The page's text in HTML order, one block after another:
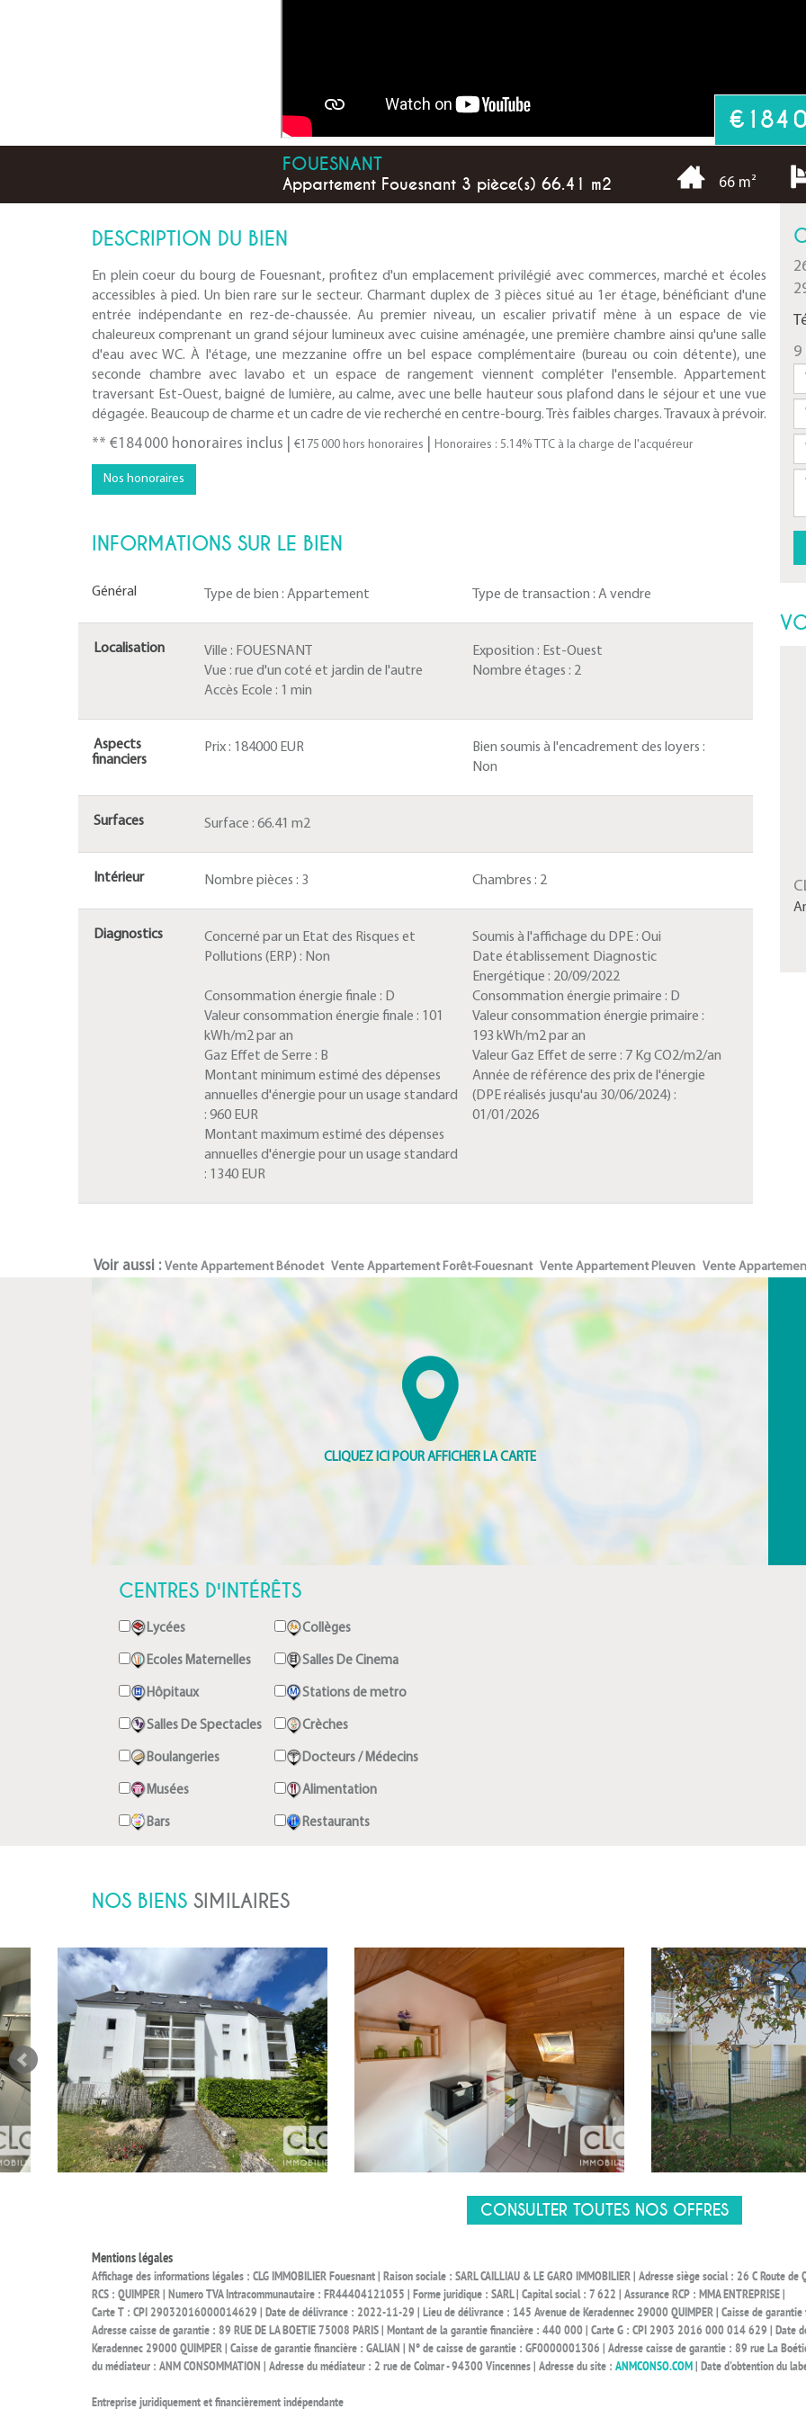
€184
FOUESNANT
Appartement Fouesnant 3 pièce(s) 66.41 m2 66 m²
DESCRIPTION DU BIEN
En plein coeur du bourg de Fouesnant, profitez d'un emplacement privilégié avec commerces, marché et écoles
accessibles à pied. Un bien rare sur le secteur. Charmant duplex de 3 pièces situé au 1er étage, bénéficiant d'une
entrée indépendante en rez-de-chaussée. Au premier niveau, un escalier privatif mène à un espace de vie
chaleureux comprenant un grand séjour lumineux avec cuisine aménagée, une première chambre ainsi qu'une salle
d'eau avec WC. À l'étage, une mezzanine offre un bel espace complémentaire (bureau ou coin détente), une
seconde chambre avec lavabo et un espace de rangement viennent compléter l'ensemble. Appartement
traversant Est-Ouest, baigné de lumière, au calme, avec une belle hauteur sous plafond dans le séjour et une vue
dégagée. Beaucoup de charme et un cadre de vie recherché en centre-bourg. Très faibles charges. Travaux à prévoir.
** €184 000 honoraires inclus €175 000 hors honoraires Honoraires : 5.14% TTC à la charge de l'acquéreur
Nos honoraires
INFORMATIONS SUR LE BIEN
Général Type de bien : Appartement Type de transaction : A vendre
Localisation Ville : FOUESNANT Exposition : Est-Ouest
Vue : rue d'un coté et jardin de l'autre Nombre étages : 2
Accès Ecole : 1 min
Aspects
financiers
Prix : 184000 EUR
Bien soumis à l'encadrement des loyers :
Non
Surfaces Surface : 66.41 m2
Intérieur Nombre pièces : 3 Chambres : 2
Diagnostics
Concerné par un Etat des Risques et
Pollutions (ERP) : Non
Soumis à l'affichage du DPE : Oui
Date établissement Diagnostic
Energétique : 20/09/2022
Consommation énergie finale : D Consommation énergie primaire : D
Valeur consommation énergie finale : 101
kWh/m2 par an
Valeur consommation énergie primaire :
193 kWh/m2 par an
Gaz Effet de Serre : B Valeur Gaz Effet de serre : 7 Kg CO2/m2/an
Montant minimum estimé des dépenses
annuelles d'énergie pour un usage standard
: 960 EUR
Année de référence des prix de l'énergie
(DPE réalisés jusqu'au 30/06/2024) :
01/01/2026
Montant maximum estimé des dépenses
annuelles d'énergie pour un usage standard
: 1340 EUR
9
Voir aussi : Vente Appartement Bénodet Vente Appartement Forêt-Fouesnant Vente Appartement Pleuven Vente
CENTRES D'INTÉRÊTS
Lycées Collèges
Ecoles Maternelles Salles De Cinema
Hôpitaux Stations de metro
Salles De Spectacles Crèches
Boulangeries Docteurs / Médecins
Musées Alimentation
Bars Restaurants
NOS BIENS SIMILAIRES
CONSULTER TOUTES NOS OFFRES
Mentions légales
Affichage des informations légales : CLG IMMOBILIER Fouesnant | Raison sociale : SARL CAILLIAU & LE GARO IMMOBILIER | Adresse siège social : 26 C Route
RCS : QUIMPER | Numero TVA Intracommunautaire : FR44404121055 | Forme juridique : SARL | Capital social : 7 622 | Assurance RCP : MMA ENTREPRISE |
Carte T : CPI 29032016000014629 | Date de délivrance : 2022-11-29 | Lieu de délivrance : 145 Avenue de Keradennec 29000 QUIMPER | Caisse de garantie
Adresse caisse de garantie : 89 RUE DE LA BOETIE 75008 PARIS | Montant de la garantie financière : 440 000 | Carte G : CPI 2903 2016 000 014 629 |
Keradennec 29000 QUIMPER | Caisse de garantie financière : GALIAN | N° de caisse de garantie : GF0000001306 | Adresse caisse de garantie : 89 rue La
du médiateur : ANM CONSOMMATION | Adresse du médiateur : 2 rue de Colmar - 94300 Vincennes | Adresse du site : ANMCONSO.COM | Date d'obtention du
Entreprise juridiquement et financièrement indépendante